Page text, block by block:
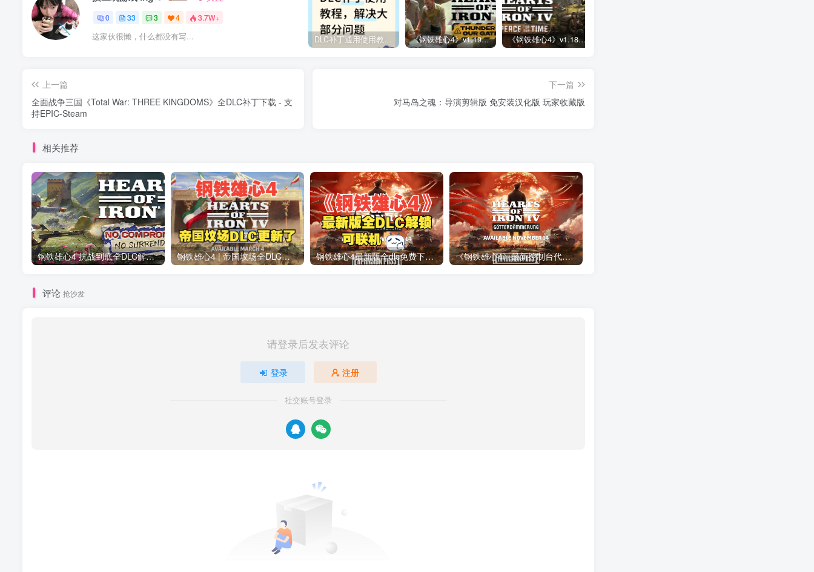
0 33 3 4 3.7W+
这家伙很懒，什么都没有写... DLC补丁通用使用教程：软件解压文件安装指南 – 必看！ 《钢铁雄心4》v1.19 全DLC补丁文件 | 含“门前惊雷”战区包 《钢铁雄心4》v1.18.0 全DLC补丁整合包发布：含当世和平等全部内容
上一篇
全面战争三国《Total War: THREE KINGDOMS》全DLC补丁下载 - 支
持EPIC-Steam
下一篇
对马岛之魂：导演剪辑版 免安装汉化版 玩家收藏版
相关推荐
钢铁雄心4 抗战到底全DLC解锁补丁免费分享 1.17最新版2025 钢铁雄心4 | 帝国坟场全DLC解锁补丁免费下载_1.16最新版2025 钢铁雄心4最新版全dlc免费下载1.15.4_以及详细安装教程 《钢铁雄心4》最新控制台代码/作弊码大全汇总 2026最新版
评论 抢沙发
请登录后发表评论
登录 注册
社交账号登录